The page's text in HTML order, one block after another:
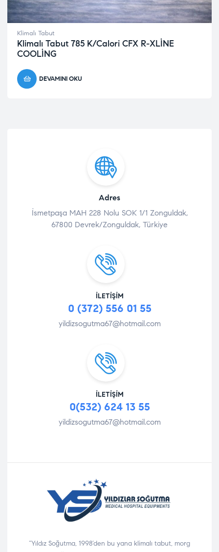
Klimalı Tabut
Klimalı Tabut 785 K/Calori CFX R-XLİNE
COOLİNG
DEVAMINI OKU
Adres
İsmetpaşa MAH 228 Nolu SOK 1/1 Zonguldak,
67800 Devrek/Zonguldak, Türkiye
İLETIŞIM
0 (372) 556 01 55
yildizsogutma67@hotmail.com
İLETIŞIM
0(532) 624 13 55
yildizsogutma67@hotmail.com
“Yıldız Soğutma, 1998’den bu yana klimalı tabut, morg